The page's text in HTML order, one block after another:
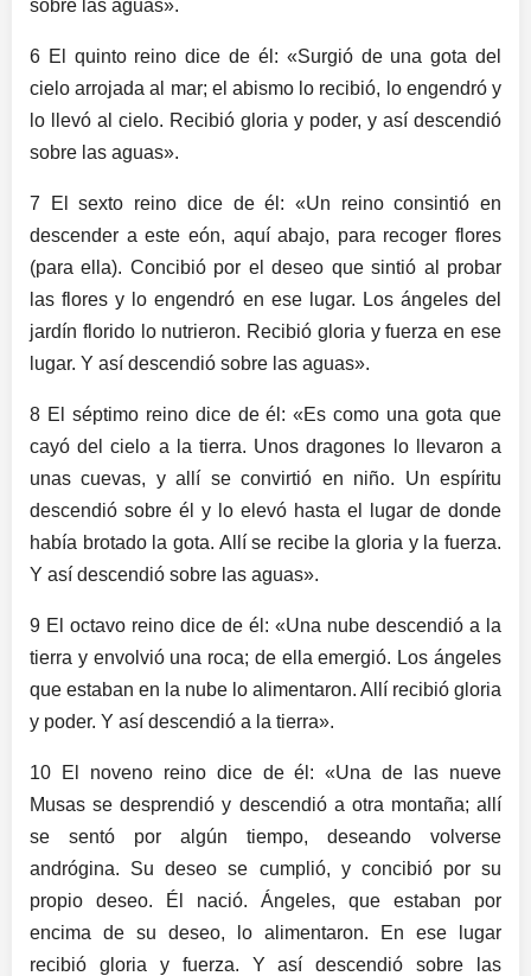
sobre las aguas».
6 El quinto reino dice de él: «Surgió de una gota del
cielo arrojada al mar; el abismo lo recibió, lo engendró y
lo llevó al cielo. Recibió gloria y poder, y así descendió
sobre las aguas».
7 El sexto reino dice de él: «Un reino consintió en
descender a este eón, aquí abajo, para recoger flores
(para ella). Concibió por el deseo que sintió al probar
las flores y lo engendró en ese lugar. Los ángeles del
jardín florido lo nutrieron. Recibió gloria y fuerza en ese
lugar. Y así descendió sobre las aguas».
8 El séptimo reino dice de él: «Es como una gota que
cayó del cielo a la tierra. Unos dragones lo llevaron a
unas cuevas, y allí se convirtió en niño. Un espíritu
descendió sobre él y lo elevó hasta el lugar de donde
había brotado la gota. Allí se recibe la gloria y la fuerza.
Y así descendió sobre las aguas».
9 El octavo reino dice de él: «Una nube descendió a la
tierra y envolvió una roca; de ella emergió. Los ángeles
que estaban en la nube lo alimentaron. Allí recibió gloria
y poder. Y así descendió a la tierra».
10 El noveno reino dice de él: «Una de las nueve
Musas se desprendió y descendió a otra montaña; allí
se sentó por algún tiempo, deseando volverse
andrógina. Su deseo se cumplió, y concibió por su
propio deseo. Él nació. Ángeles, que estaban por
encima de su deseo, lo alimentaron. En ese lugar
recibió gloria y fuerza. Y así descendió sobre las